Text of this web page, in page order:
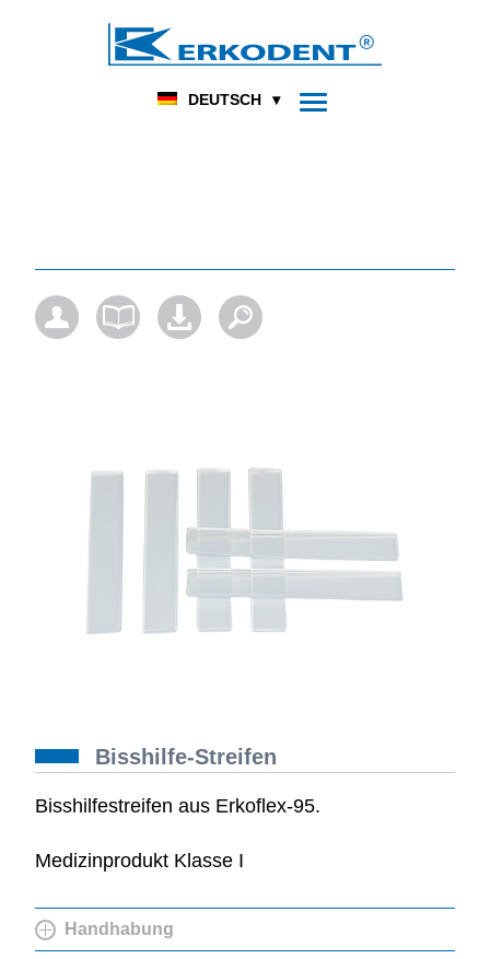
DEUTSCH
DENTAL FUSSORTHOPÄDIE
HOME PRODUKT
Bisshilfe-Streifen
Bisshilfestreifen aus Erkoflex-95.
Medizinprodukt Klasse I
Handhabung